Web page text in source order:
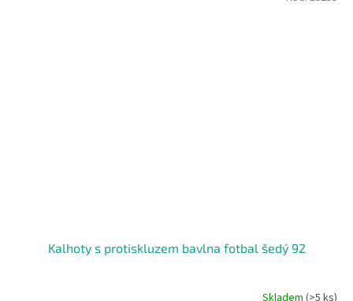
Kalhoty s protiskluzem bavlna fotbal šedý 92
Skladem (>5 ks)